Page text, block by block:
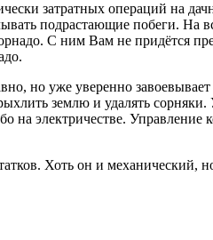
затратных операций на
подрастающие побеги.
С ним Вам не придётся
но уже уверенно
землю и удалять
на электричестве.
Хоть он и механический,